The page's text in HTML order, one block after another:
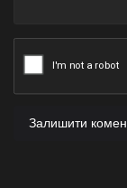
Залишити